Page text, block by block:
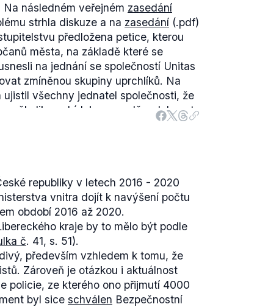
následném veřejném zasedání
strhla diskuze a na zasedání (.pdf)
předložena petice, kterou
města, na základě které se
na jednání se společností Unitas
zmíněnou skupiny uprchlíků. Na
ujistil všechny jednatel společnosti, že
z několika nabídek a pravděpodobnost,
ve Smilovicích u Třince nebo v Brně.
protože měl být skutečně v Novém
Generace 21.
republiky v letech 2016 - 2020
vnitra dojít k navýšení počtu
období 2016 až 2020.
kraje by to mělo být podle
č. 41, s. 51).
především vzhledem k tomu, že
Zároveň je otázkou i aktuálnost
policie, ze kterého ono přijmutí 4000
byl sice schválen Bezpečnostní